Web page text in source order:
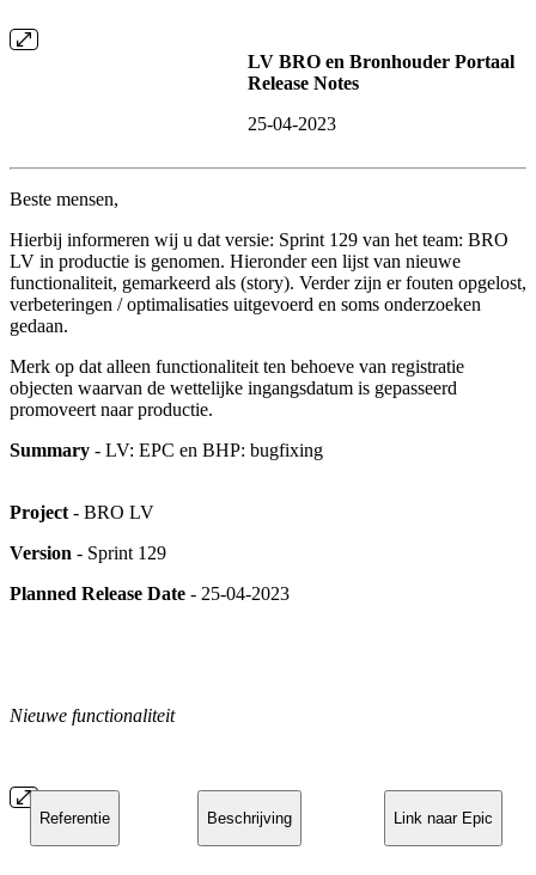
LV BRO en Bronhouder Portaal
Release Notes
25-04-2023
Beste mensen,
Hierbij informeren wij u dat versie: Sprint 129 van het team: BRO
LV in productie is genomen. Hieronder een lijst van nieuwe
functionaliteit, gemarkeerd als (story). Verder zijn er fouten opgelost,
verbeteringen / optimalisaties uitgevoerd en soms onderzoeken
gedaan.
Merk op dat alleen functionaliteit ten behoeve van registratie
objecten waarvan de wettelijke ingangsdatum is gepasseerd
promoveert naar productie.
Summary - LV: EPC en BHP: bugfixing
Project - BRO LV
Version - Sprint 129
Planned Release Date - 25-04-2023
Nieuwe functionaliteit
Referentie Beschrijving Link naar Epic